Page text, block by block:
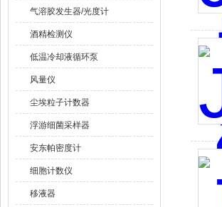
气溶胶发生器/光度计
酒精检测仪
低温冷却液循环泵
风量仪
尘埃粒子计数器
浮游细菌采样器
安东帕密度计
细胞计数仪
移液器